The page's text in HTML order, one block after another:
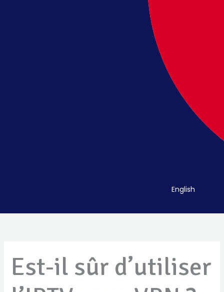
English
Est-il sûr d’utiliser